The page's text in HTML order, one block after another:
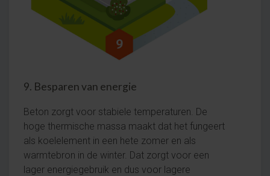
9. Besparen van energie
Beton zorgt voor stabiele temperaturen. De
hoge thermische massa maakt dat het fungeert
als koelelement in een hete zomer en als
warmtebron in de winter. Dat zorgt voor een
lager energiegebruik en dus voor lagere